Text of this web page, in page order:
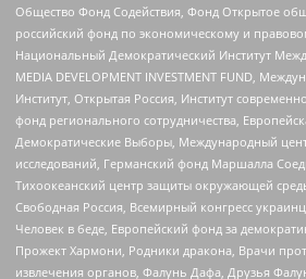
Общество Фонд Содействия, Фонд Открытое
российский фонд по экономическому и
Национальный Демократический Институт
MEDIA DEVELOPMENT INVESTMENT FUND,
Институт, Открытая Россия, Институт
фонд регионального сотрудничества,
Демократические Выборы, Международный
исследований, Германский фонд Маршалла
Тихоокеанский центр защиты окружающей
Свободная Россия, Всемирный конгресс
Человек в беде, Европейский фонд за
Прожект Хармони, Родники дракона, Врачи
извлечения органов, Фалунь Дафа, Друзья